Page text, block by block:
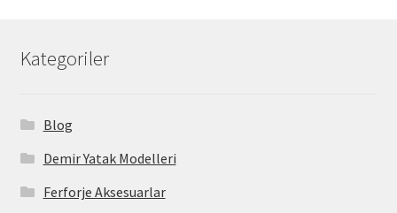
Kategoriler
Blog
Demir Yatak Modelleri
Ferforje Aksesuarlar